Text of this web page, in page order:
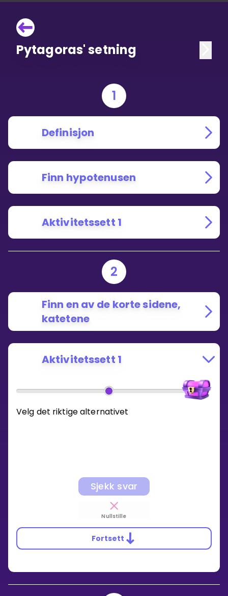
Pytagoras' setning
1
Definisjon
Finn hypotenusen
Aktivitetssett 1
2
Finn en av de korte sidene,
katetene
Aktivitetssett 1
Velg det riktige alternativet
Sjekk svar
Nullstille
Fortsett